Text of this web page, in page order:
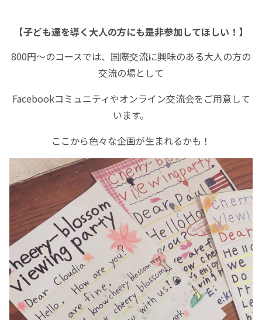
【子ども達を導く大人の方にも是非参加してほしい！】
800円～のコースでは、国際交流に興味のある大人の方の
交流の場として
Facebookコミュニティやオンライン交流会をご用意して
います。
ここから色々な企画が生まれるかも！